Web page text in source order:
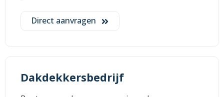
Direct aanvragen
Dakdekkersbedrijf